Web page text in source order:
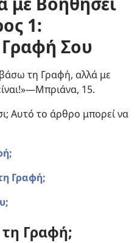
1:
Γραφή Σου
τη Γραφή, αλλά με
15.
Αυτό το άρθρο μπορεί να
Γραφή;
τη Γραφή;